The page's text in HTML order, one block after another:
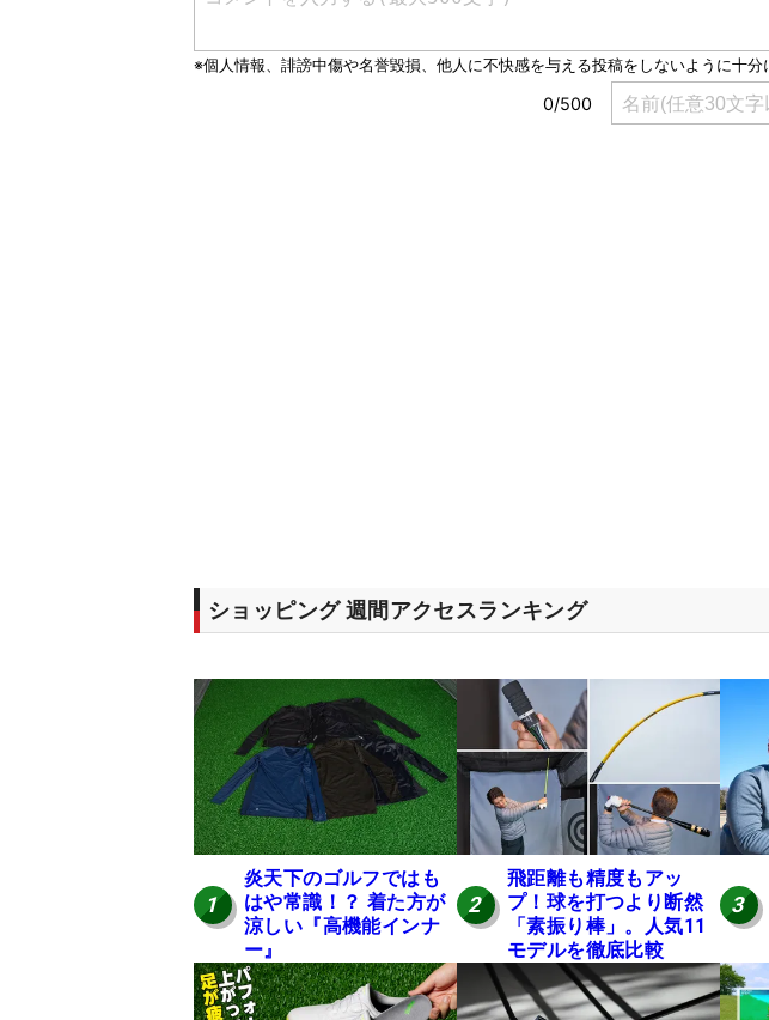
ショッピング 週間アクセスランキング
1
炎天下のゴルフではも
はや常識！？ 着た方が
涼しい『高機能インナ
ー』
2
飛距離も精度もアッ
プ！球を打つより断然
「素振り棒」。人気11
モデルを徹底比較
3